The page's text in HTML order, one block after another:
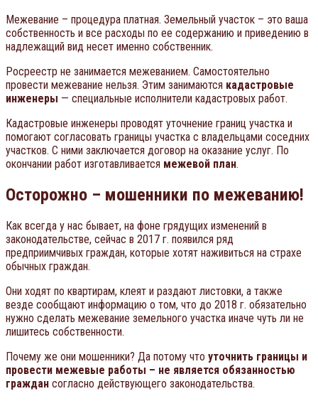
Межевание – процедура платная. Земельный участок – это ваша
собственность и все расходы по ее содержанию и приведению в
надлежащий вид несет именно собственник.
Росреестр не занимается межеванием. Самостоятельно
провести межевание нельзя. Этим занимаются кадастровые
инженеры — специальные исполнители кадастровых работ.
Кадастровые инженеры проводят уточнение границ участка и
помогают согласовать границы участка с владельцами соседних
участков. С ними заключается договор на оказание услуг. По
окончании работ изготавливается межевой план.
Осторожно – мошенники по межеванию!
Как всегда у нас бывает, на фоне грядущих изменений в
законодательстве, сейчас в 2017 г. появился ряд
предприимчивых граждан, которые хотят наживиться на страхе
обычных граждан.
Они ходят по квартирам, клеят и раздают листовки, а также
везде сообщают информацию о том, что до 2018 г. обязательно
нужно сделать межевание земельного участка иначе чуть ли не
лишитесь собственности.
Почему же они мошенники? Да потому что уточнить границы и
провести межевые работы – не является обязанностью
граждан согласно действующего законодательства.